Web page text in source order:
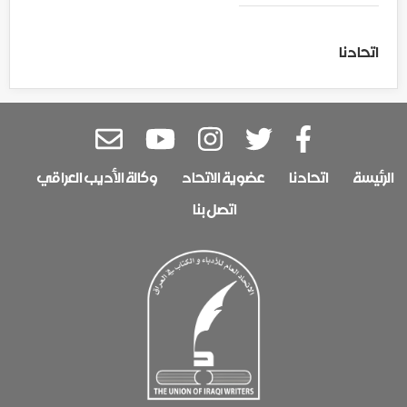
اتحادنا
الرئيسة اتحادنا عضوية الاتحاد
وكالة الأديب العراقي
اتصل بنا